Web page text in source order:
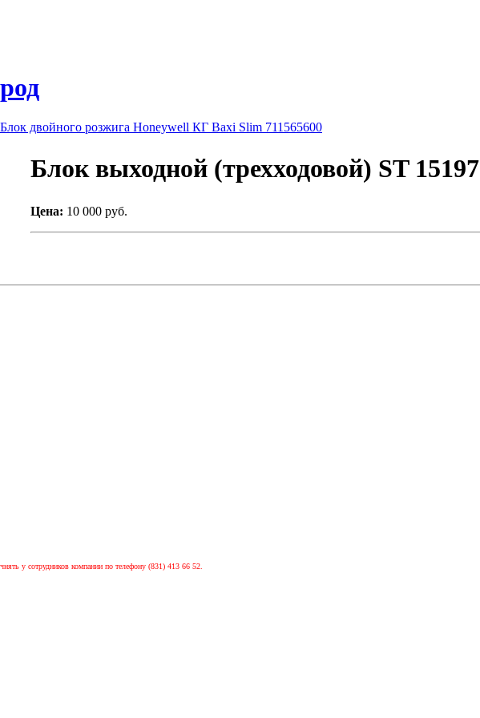
Блок двойного розжига Honeywell КГ Baxi Slim 711565600
Блок выходной (трехходовой) ST 15197
Цена: 10 000 руб.
у сотрудников компании по телефону (831) 413 66 52.